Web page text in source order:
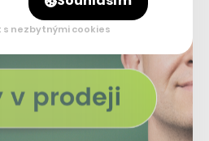
s nezbytnými cookies